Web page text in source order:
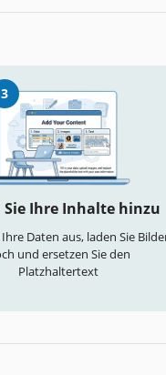
3
Sie Ihre Inhalte hinzu
Ihre Daten aus, laden Sie
und ersetzen Sie den
Platzhaltertext